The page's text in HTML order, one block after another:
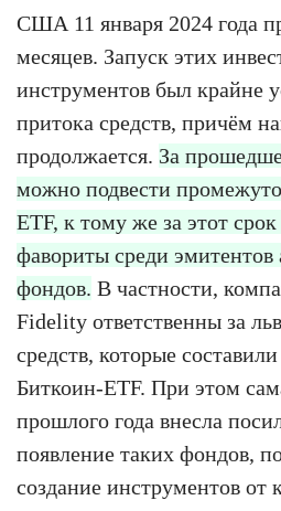
США 11 января 2024 года
месяцев. Запуск этих
инструментов был крайне
притока средств, причём
продолжается. За
можно подвести
ETF, к тому же за этот
фавориты среди
фондов. В частности,
Fidelity ответственны за
средств, которые
Биткоин-ETF. При этом
прошлого года внесла
появление таких фондов,
создание инструментов от